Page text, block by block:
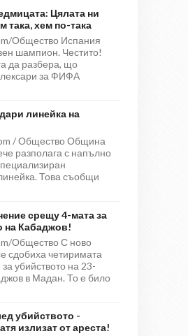
Цялата ни
така, хем по-така
Общество Испания
шампион. Честито!
да разбера, що
за ФИФА
линейка на
/ Общество Община
разполага с напълно
Това съобщи
срещу 4-мата за
на Кабаджов!
Общество С ново
сдобиха четиримата
убийството на 23-
в Мадан. То е било
убийството -
излизат от ареста!